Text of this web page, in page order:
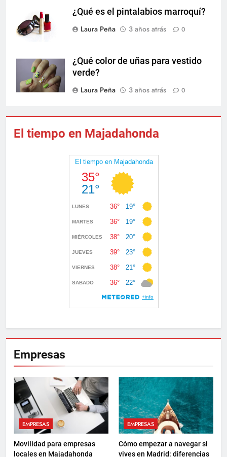
¿Qué es el pintalabios marroquí?
Laura Peña
3 años atrás 0
¿Qué color de uñas para vestido
verde?
Laura Peña
3 años atrás 0
El tiempo en Majadahonda
Empresas
EMPRESAS
Movilidad para empresas
locales en Majadahonda
EMPRESAS
Cómo empezar a navegar si
vives en Madrid: diferencias